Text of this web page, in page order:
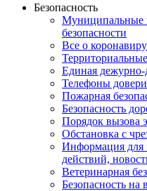
Безопасность
Муниципальные
безопасности
Все о
Единая
Телефоны
Пожарная
Безопасность
Порядок вызова
Обстановка с
Информация для
действий,
Ветеринарная
Безопасность на